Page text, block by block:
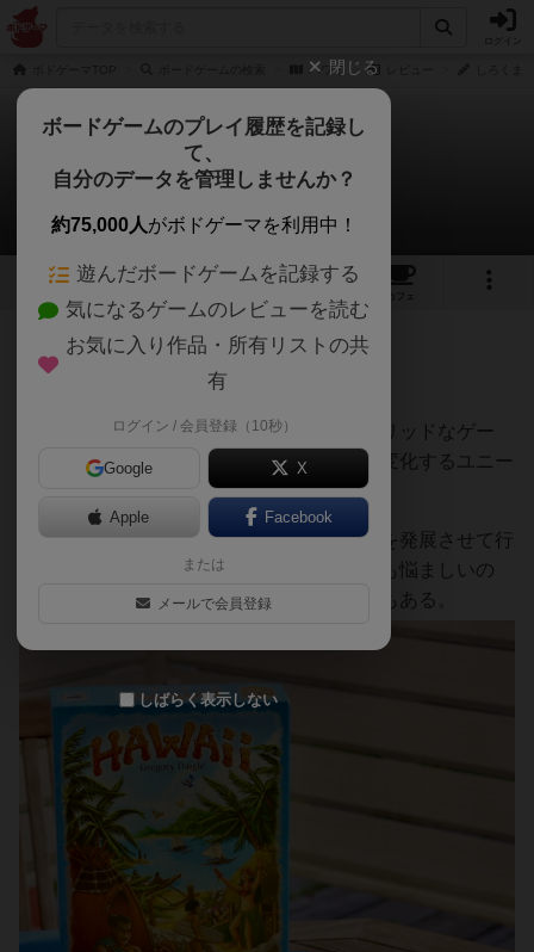
ハワイ
ハワイ
しろくまどっとこむさんのレビュー
5 6
カフェ
111名 2名 0 1年以上前
南国の島を舞台にした村作りがテーマのソリッドなゲー
ム。獲得するタイルの価値がラウンド毎に変化するユニー
クなシステムが楽しい。
小屋を建てたり祭壇を作ったりしながら村を発展させて行
くのだが、資源管理が苦しく手番順の選択も悩ましいの
で、なかなか気の抜けないシビアな作品でもある。
閉じる
ボードゲームのプレイ履歴を記録し
て、
自分のデータを管理しませんか？
約75,000人がボドゲーマを利用中！
遊んだボードゲームを記録する
気になるゲームのレビューを読む
お気に入り作品・所有リストの共
有
ログイン / 会員登録（10秒）
Google X
Apple Facebook
または
メールで会員登録
しばらく表示しない